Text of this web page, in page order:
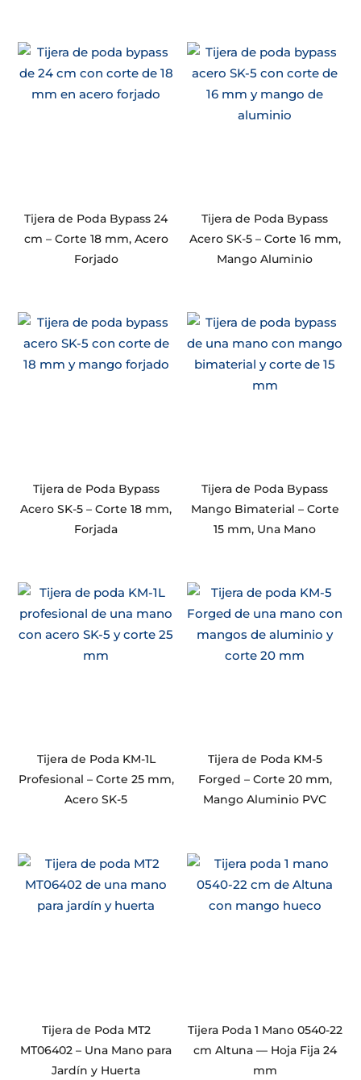
Tijera de Poda Bypass 24
cm – Corte 18 mm, Acero
Forjado
Tijera de Poda Bypass
Acero SK-5 – Corte 16 mm,
Mango Aluminio
Tijera de Poda Bypass
Acero SK-5 – Corte 18 mm,
Forjada
Tijera de Poda Bypass
Mango Bimaterial – Corte
15 mm, Una Mano
Tijera de Poda KM-1L
Profesional – Corte 25 mm,
Acero SK-5
Tijera de Poda KM-5
Forged – Corte 20 mm,
Mango Aluminio PVC
Tijera de Poda MT2
MT06402 – Una Mano para
Jardín y Huerta
Tijera Poda 1 Mano 0540-22
cm Altuna — Hoja Fija 24
mm